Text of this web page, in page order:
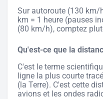
Sur autoroute (130 km/
km = 1 heure (pauses
(80 km/h), comptez
Qu'est-ce que la
C'est le terme
ligne la plus courte
(la Terre). C'est cette
avions et les ondes